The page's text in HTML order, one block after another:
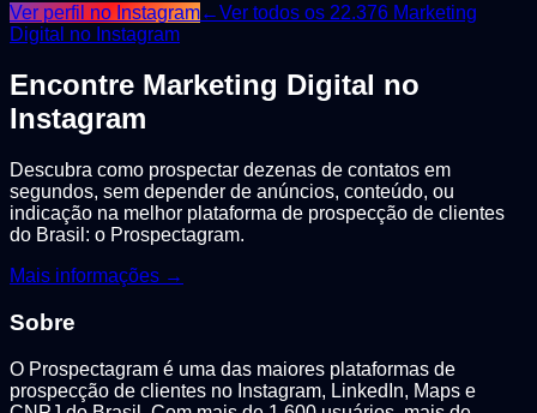
Ver perfil no Instagram←Ver todos os 22.376 Marketing
Digital no Instagram
Encontre Marketing Digital no
Instagram
Descubra como prospectar dezenas de contatos em
segundos, sem depender de anúncios, conteúdo, ou
indicação na melhor plataforma de prospecção de clientes
do Brasil: o Prospectagram.
Mais informações →
Sobre
O Prospectagram é uma das maiores plataformas de
prospecção de clientes no Instagram, LinkedIn, Maps e